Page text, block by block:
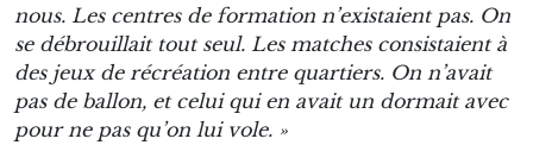
nous. Les centres de formation n’existaient pas. On
se débrouillait tout seul. Les matches consistaient à
des jeux de récréation entre quartiers. On n’avait
pas de ballon, et celui qui en avait un dormait avec
pour ne pas qu’on lui vole. »